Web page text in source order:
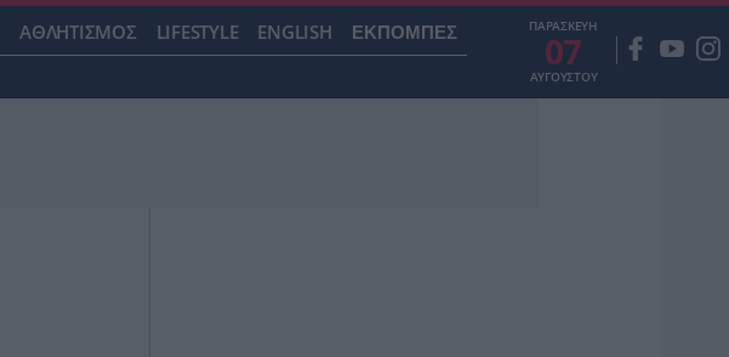
ΑΘΛΗΤΙΣΜΟΣ LIFESTYLE ENGLISH ΕΚΠΟΜΠΕΣ ΠΑΡΑΣΚΕΥΗ
07
ΑΥΓΟΥΣΤΟΥ